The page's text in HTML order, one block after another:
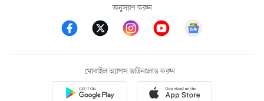
অনুসরণ করুন
মোবাইল অ্যাপস ডাউনলোড করুন